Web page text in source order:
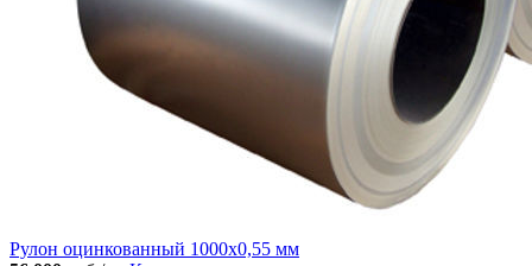
Рулон оцинкованный 1000х0,55 мм